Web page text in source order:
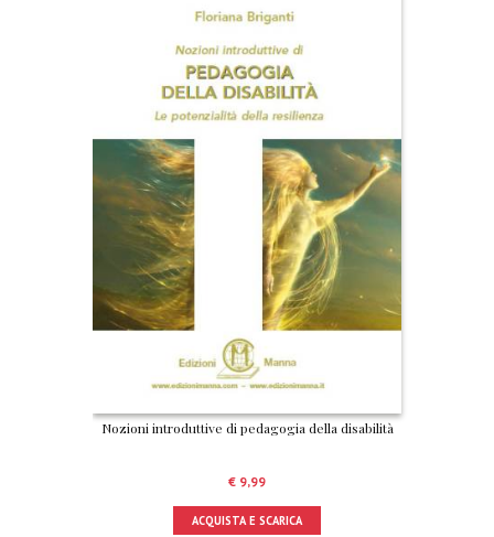
Nozioni introduttive di pedagogia della disabilità
€ 9,99
ACQUISTA E SCARICA